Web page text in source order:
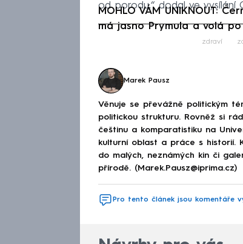
od porodu,“ dodal ve vysílání
MOHLO VÁM UNIKNOUT:
má jasno Prymula a volá
zdraví
Marek Pausz
Věnuje se převážně politickým
politickou strukturu. Rovněž si
češtinu a komparatistiku na
kulturní oblast a práce s historií.
do malých, neznámých kin či
přírodě. (Marek.Pausz@iprima.cz)
Pro tento článek jsou komentáře